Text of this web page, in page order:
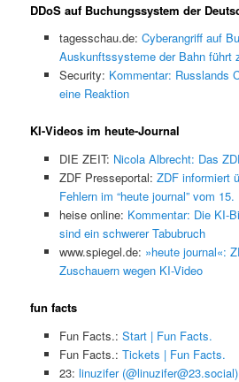
DDoS auf Buchungssystem der
tagesschau.de: Cyberangriff auf
Auskunftssysteme der Bahn führt
Security: Kommentar: Russlands
eine Reaktion
KI-Videos im heute-Journal
DIE ZEIT: Nicola Albrecht: Das
ZDF Presseportal: ZDF informiert
Fehlern im “heute journal” vom
heise online: Kommentar: Die KI-
sind ein schwerer Tabubruch
www.spiegel.de: »heute journal«:
Zuschauern wegen KI-Video
fun facts
Fun Facts.: Start | Fun Facts.
Fun Facts.: Tickets | Fun Facts.
23: linuzifer (@linuzifer@23.social)